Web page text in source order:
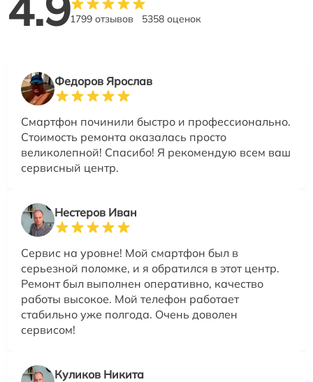
1799 отзывов 5358 оценок
Федоров Ярослав
Смартфон починили быстро и профессионально.
Стоимость ремонта оказалась просто
великолепной! Спасибо! Я рекомендую всем ваш
сервисный центр.
Нестеров Иван
Сервис на уровне! Мой смартфон был в
серьезной поломке, и я обратился в этот центр.
Ремонт был выполнен оперативно, качество
работы высокое. Мой телефон работает
стабильно уже полгода. Очень доволен
сервисом!
Куликов Никита